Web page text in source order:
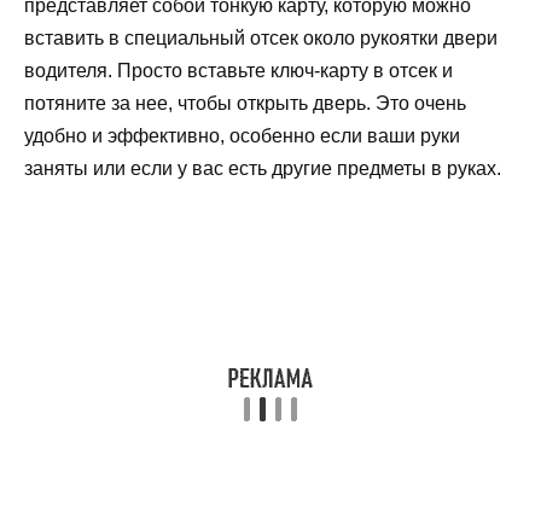
представляет собой тонкую карту, которую можно
вставить в специальный отсек около рукоятки двери
водителя. Просто вставьте ключ-карту в отсек и
потяните за нее, чтобы открыть дверь. Это очень
удобно и эффективно, особенно если ваши руки
заняты или если у вас есть другие предметы в руках.